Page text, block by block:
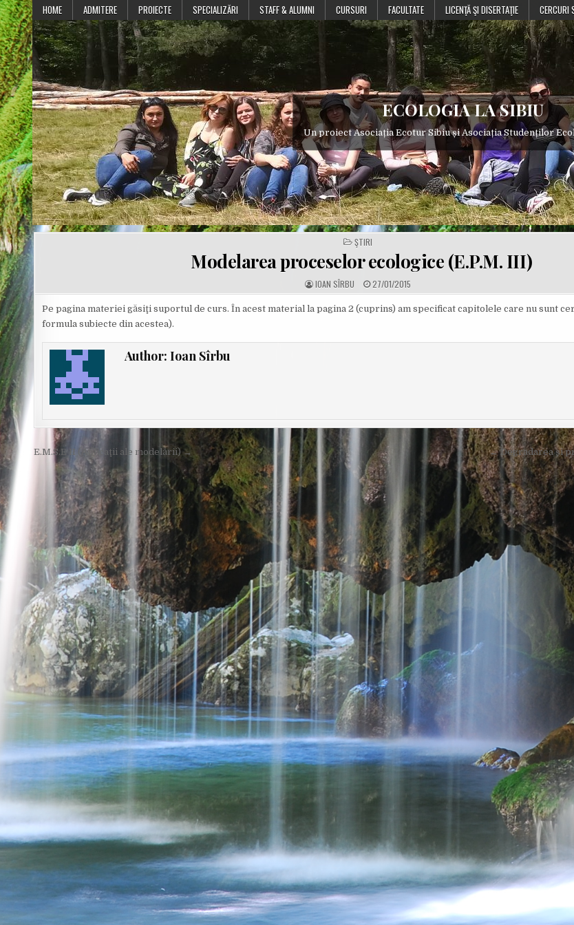
Skip
to
content
HOME ADMITERE PROIECTE SPECIALIZĂRI STAFF & ALUMNI CURSURI FACULTATE LICENŢĂ ŞI DISERTAŢIE CERCURI
ECOLOGIA LA SIBIU
Un proiect Asociația Ecotur Sibiu și Asociația Studenților
POSTED
IN
ŞTIRI
Modelarea proceselor ecologice (E.P.M. III)
A
U
H
O
IOAN SÎRBU P
U
L
I
E
27/01/2015
Pe pagina materiei găsiţi suportul de curs. În acest material la pagina 2 (cuprins) am specificat capitolele care nu sunt
formula subiecte din acestea).
Author: Ioan Sîrbu
Post
navigation
← Degradarea și
E.M.S.E II (Aplicaţii ale modelării) →